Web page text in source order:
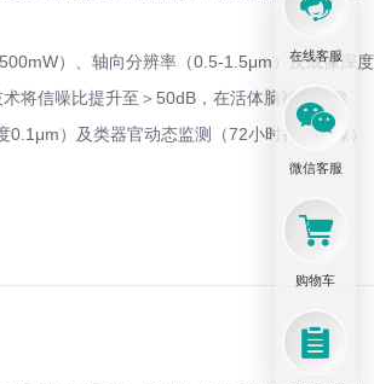
在线客服
微信客服
购物车
）、轴向分辨率（0.5-1.5μm）及成像深度
将信噪比提升至＞50dB，在活体脑神经成像
）及类器官动态监测（72小时持续成像）